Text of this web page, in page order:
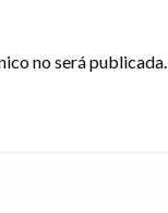
no será publicada.